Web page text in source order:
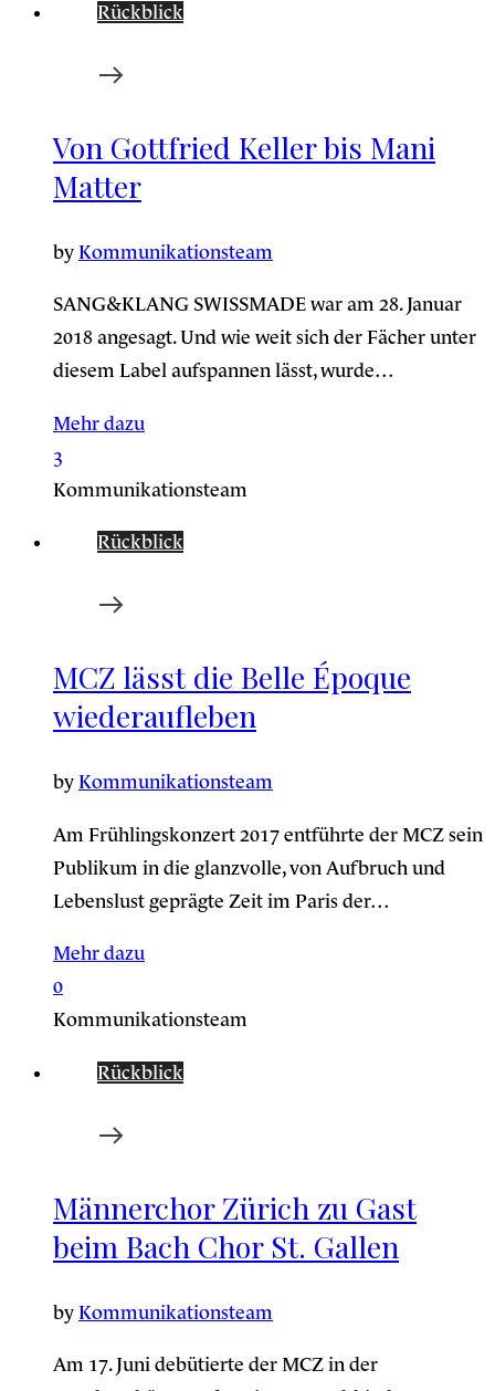
Rückblick
Von Gottfried Keller bis Mani
Matter
by Kommunikationsteam
SANG&KLANG SWISSMADE war am 28. Januar
2018 angesagt. Und wie weit sich der Fächer unter
diesem Label aufspannen lässt, wurde…
Mehr dazu
3
Kommunikationsteam
Rückblick
MCZ lässt die Belle Époque
wiederaufleben
by Kommunikationsteam
Am Frühlingskonzert 2017 entführte der MCZ sein
Publikum in die glanzvolle, von Aufbruch und
Lebenslust geprägte Zeit im Paris der…
Mehr dazu
0
Kommunikationsteam
Rückblick
Männerchor Zürich zu Gast
beim Bach Chor St. Gallen
by Kommunikationsteam
Am 17. Juni debütierte der MCZ in der